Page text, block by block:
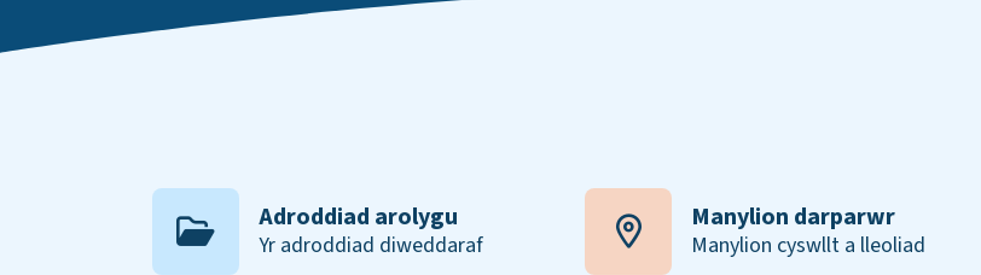
Adroddiad arolygu
Yr adroddiad diweddaraf
Manylion darparwr
Manylion cyswllt a lleoliad